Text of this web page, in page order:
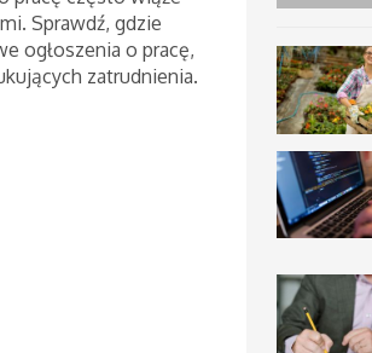
Sprawdź, gdzie
ogłoszenia o pracę,
zatrudnienia.